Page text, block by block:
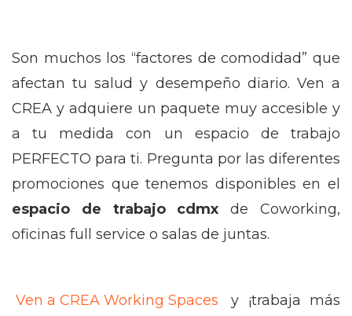
Son muchos los “factores de comodidad” que
afectan tu salud y desempeño diario. Ven a
CREA y adquiere un paquete muy accesible y
a tu medida con un espacio de trabajo
PERFECTO para ti. Pregunta por las diferentes
promociones que tenemos disponibles en el
espacio de trabajo cdmxde Coworking,
oficinas full service o salas de juntas.
Ven a CREA Working Spaces
y ¡trabaja más